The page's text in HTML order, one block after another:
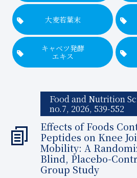
大麦若葉末
キャベツ発酵
エキス
Food and Nutrition
no.7, 2026, 539-552
Effects of Foods
Peptides on Knee
Mobility: A
Blind, Placebo-
Group Study